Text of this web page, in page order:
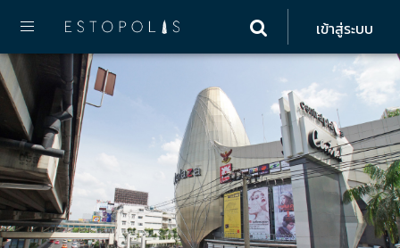
เข้าสู่ระบบ